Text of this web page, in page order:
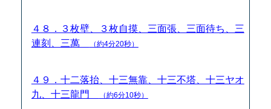
４８．３枚壁、３枚自摸、三面張、三面待ち、三
連刻、三萬
（約4分20秒）
４９．十二落抬、十三無靠、十三不塔、十三ヤオ
九、十三龍門
（約6分10秒）